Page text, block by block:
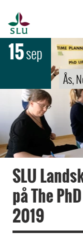
15sep
Ås,
SLU
på The
2019